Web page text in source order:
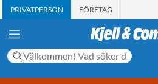
PRIVATPERSON FÖRETAG